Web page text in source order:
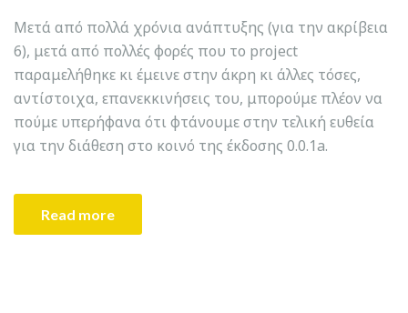
Μετά από πολλά χρόνια ανάπτυξης (για την ακρίβεια
6), μετά από πολλές φορές που το project
παραμελήθηκε κι έμεινε στην άκρη κι άλλες τόσες,
αντίστοιχα, επανεκκινήσεις του, μπορούμε πλέον να
πούμε υπερήφανα ότι φτάνουμε στην τελική ευθεία
για την διάθεση στο κοινό της έκδοσης 0.0.1a.
Read more